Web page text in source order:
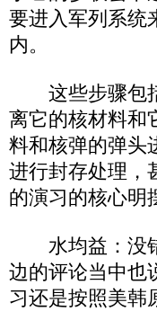
要进入军列系统
内。
这些步骤包括
离它的核材料和
料和核弹的弹头
进行封存处理，
的演习的核心明
水均益：没错
边的评论当中也
习还是按照美